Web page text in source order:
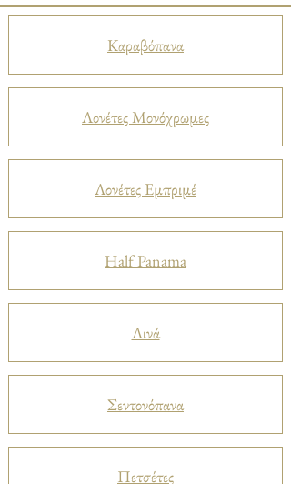
Καραβόπανα
Λονέτες Μονόχρωμες
Λονέτες Εμπριμέ
Half Panama
Λινά
Σεντονόπανα
Πετσέτες